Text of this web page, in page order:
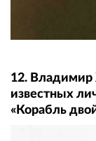
12.
известных
«Корабль